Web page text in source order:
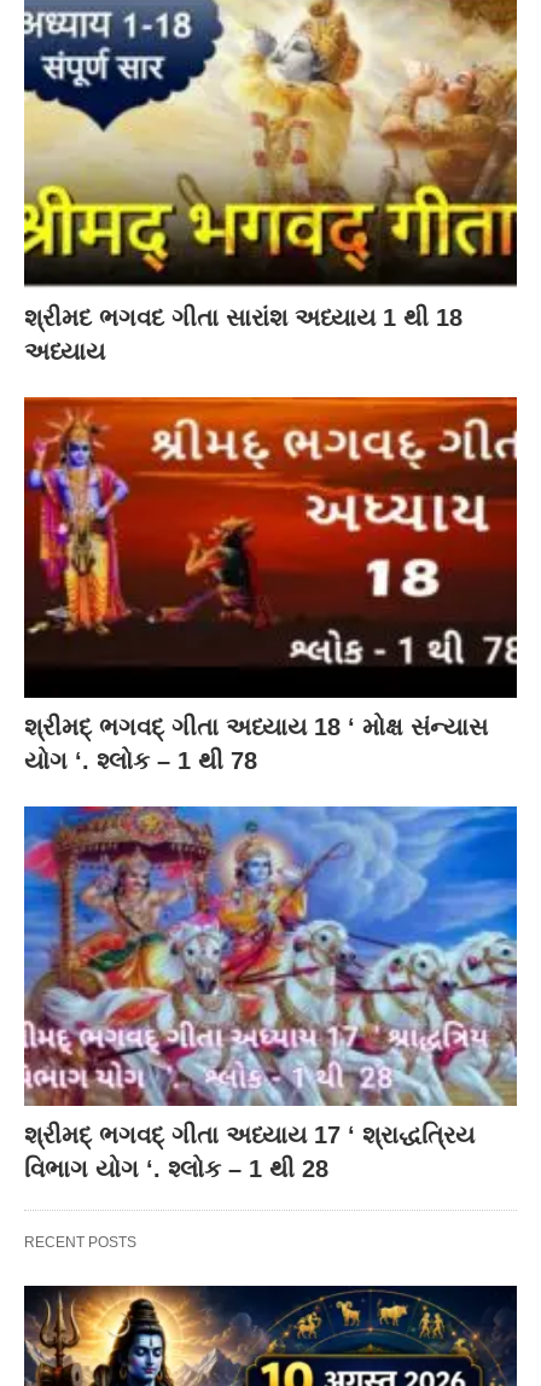
શ્રીમદ ભગવદ ગીતા સારાંશ અધ્યાય 1 થી 18
અધ્યાય
શ્રીમદ્ ભગવદ્ ગીતા અધ્યાય 18 ‘ મોક્ષ સંન્યાસ
યોગ ‘. શ્લોક – 1 થી 78
શ્રીમદ્ ભગવદ્ ગીતા અધ્યાય 17 ‘ શ્રાદ્ધત્રિય
વિભાગ યોગ ‘. શ્લોક – 1 થી 28
RECENT POSTS